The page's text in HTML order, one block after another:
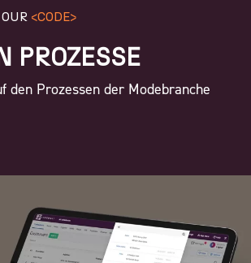
<CODE>
PROZESSE
den Prozessen der Modebranche